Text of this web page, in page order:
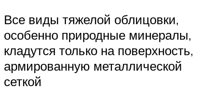
Все виды тяжелой облицовки,
особенно природные минералы,
кладутся только на поверхность,
армированную металлической
сеткой